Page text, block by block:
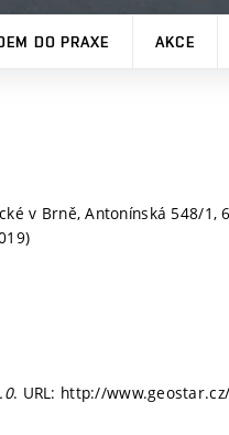
DO PRAXE AKCE
v Brně, Antonínská 548/
. URL: http://